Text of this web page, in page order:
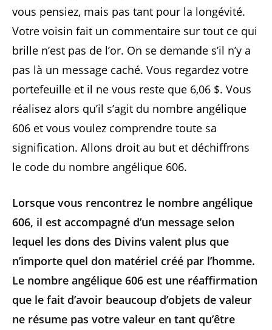
vous pensiez, mais pas tant pour la longévité.
Votre voisin fait un commentaire sur tout ce qui
brille n’est pas de l’or. On se demande s’il n’y a
pas là un message caché. Vous regardez votre
portefeuille et il ne vous reste que 6,06 $. Vous
réalisez alors qu’il s’agit du nombre angélique
606 et vous voulez comprendre toute sa
signification. Allons droit au but et déchiffrons
le code du nombre angélique 606.
Lorsque vous rencontrez le nombre angélique
606, il est accompagné d’un message selon
lequel les dons des Divins valent plus que
n’importe quel don matériel créé par l’homme.
Le nombre angélique 606 est une réaffirmation
que le fait d’avoir beaucoup d’objets de valeur
ne résume pas votre valeur en tant qu’être